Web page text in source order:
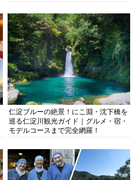
仁淀ブルーの絶景！にこ淵・沈下橋を
巡る仁淀川観光ガイド｜グルメ・宿・
モデルコースまで完全網羅！